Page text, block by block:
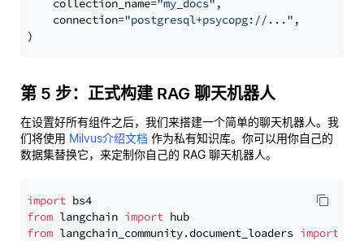
    collection_name=
"my_docs" ,
    connection=
"postgresql+psycopg://..." ,
第 5 步：正式构建 RAG 聊天机器人
在设置好所有组件之后，我们来搭建一个简单的聊天机器人。我
们将使用 Milvus介绍文档 作为私有知识库。你可以用你自己的
数据集替换它，来定制你自己的 RAG 聊天机器人。
import
from langchain import
from langchain_community.document_loaders import